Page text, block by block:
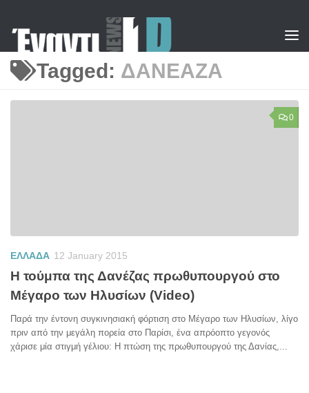
Tagged: ΔΑΝΕΑΖΑ
0
ΕΛΛΑΔΑ 12 January 2015
Η τούμπα της Δανέζας πρωθυπουργού στο
Μέγαρο των Ηλυσίων (Video)
Παρά την έντονη συγκινησιακή φόρτιση στο Μέγαρο των Ηλυσίων, λίγο
πριν από την μεγάλη πορεία στο Παρίσι, ένα απρόοπτο γεγονός
χάρισε μία στιγμή γέλιου: Η πτώση της πρωθυπουργού της Δανίας,...